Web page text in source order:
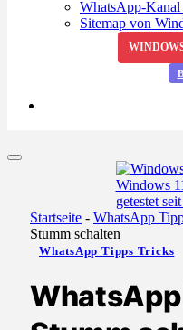
WhatsApp-
Sitemap von
Startseite - WhatsApp
Stumm schalten
WhatsApp Tipps Tricks